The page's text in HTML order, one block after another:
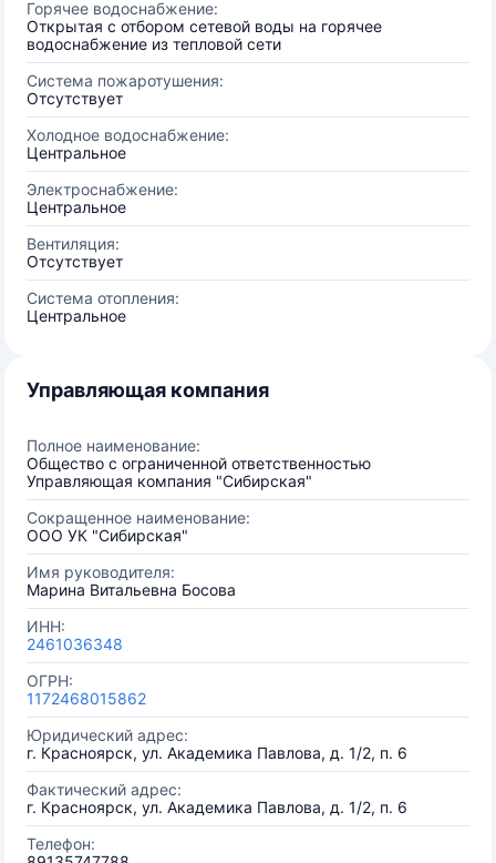
Горячее водоснабжение:
Открытая с отбором сетевой воды на горячее
водоснабжение из тепловой сети
Система пожаротушения:
Отсутствует
Холодное водоснабжение:
Центральное
Электроснабжение:
Центральное
Вентиляция:
Отсутствует
Система отопления:
Центральное
Управляющая компания
Полное наименование:
Общество с ограниченной ответственностью
Управляющая компания "Сибирская"
Сокращенное наименование:
ООО УК "Сибирская"
Имя руководителя:
Марина Витальевна Босова
ИНН:
2461036348
ОГРН:
1172468015862
Юридический адрес:
г. Красноярск, ул. Академика Павлова, д. 1/2, п. 6
Фактический адрес:
г. Красноярск, ул. Академика Павлова, д. 1/2, п. 6
Телефон: